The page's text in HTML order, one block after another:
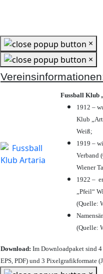
×
×
Fussball Klub
1912 –
Klub
Weiß;
1919 –
Verband
Wiener
1922 –
„Pfeil“
(Quelle:
(Quelle:
Download: Im Downloadpaket sind
EPS, PDF) und 3 Pixelgrafikformate